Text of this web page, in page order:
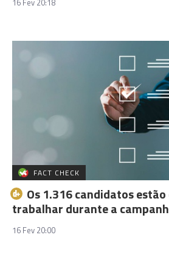
FACT CHECK
Os 1.316 candidatos
trabalhar durante a
16 Fev 20:00